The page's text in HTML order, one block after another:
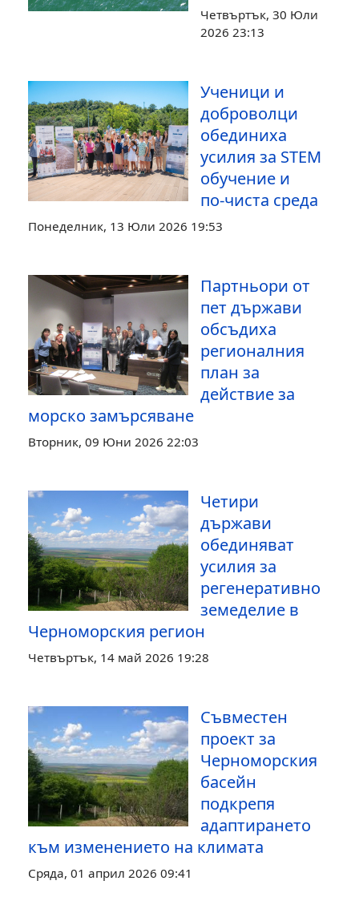
Четвъртък, 30 Юли
2026 23:13
Ученици и
доброволци
обединиха
усилия за STEM
обучение и
по‑чиста среда
Понеделник, 13 Юли 2026 19:53
Партньори от
пет държави
обсъдиха
регионалния
план за
действие за
морско замърсяване
Вторник, 09 Юни 2026 22:03
Четири
държави
обединяват
усилия за
регенеративно
земеделие в
Черноморския регион
Четвъртък, 14 май 2026 19:28
Съвместен
проект за
Черноморския
басейн
подкрепя
адаптирането
към изменението на климата
Сряда, 01 април 2026 09:41